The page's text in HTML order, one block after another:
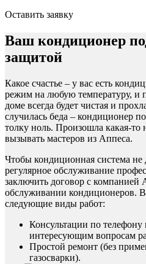
Оставить заявку
Ваш кондиционер
защитой
Какое счастье – у вас есть
режим на любую температуру, и
доме всегда будет чистая и
случилась беда – кондиционер
толку ноль. Произошла какая-то
вызывать мастеров из Аппеса.
Чтобы кондиционная система не
регулярное обслуживание
заключить договор с компанией
обслуживании кондиционеров.
следующие виды работ:
Консультации по
интересующим вопросам
Простой ремонт (без
газосварки).